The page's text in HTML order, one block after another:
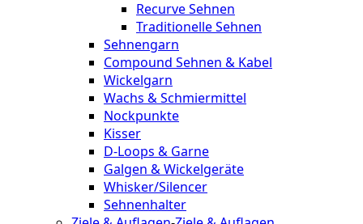
Recurve Sehnen
Traditionelle Sehnen
Sehnengarn
Compound Sehnen & Kabel
Wickelgarn
Wachs & Schmiermittel
Nockpunkte
Kisser
D-Loops & Garne
Galgen & Wickelgeräte
Whisker/Silencer
Sehnenhalter